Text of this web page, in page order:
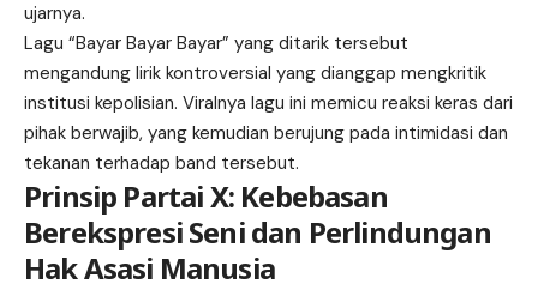
ujarnya.
Lagu “Bayar Bayar Bayar” yang ditarik tersebut
mengandung lirik kontroversial yang dianggap mengkritik
institusi kepolisian. Viralnya lagu ini memicu reaksi keras dari
pihak berwajib, yang kemudian berujung pada intimidasi dan
tekanan terhadap band tersebut.
Prinsip Partai X: Kebebasan
Berekspresi Seni dan Perlindungan
Hak Asasi Manusia